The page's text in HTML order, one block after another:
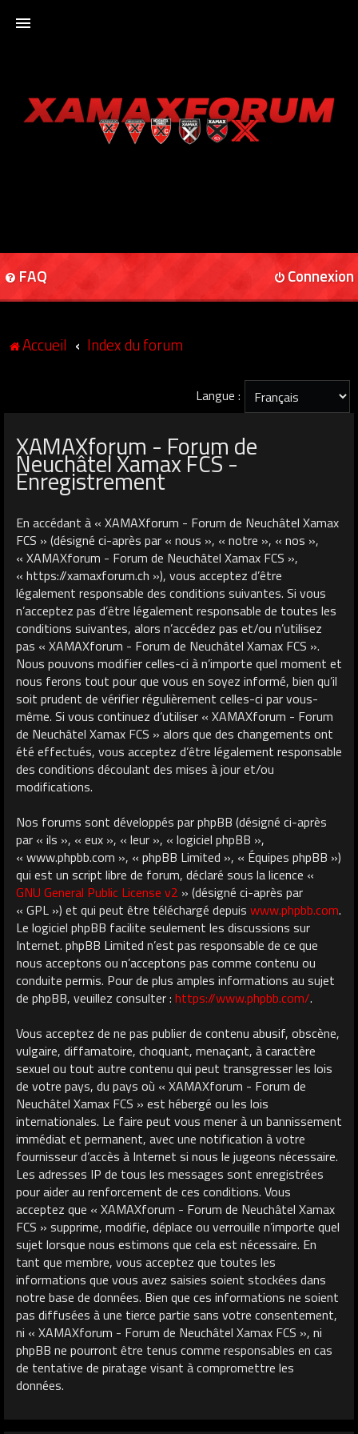
XAMAXFORUM
FAQ Connexion
Accueil Index du forum
Langue :
XAMAXforum - Forum de
Neuchâtel Xamax FCS -
Enregistrement
En accédant à « XAMAXforum - Forum de Neuchâtel Xamax
FCS » (désigné ci-après par « nous », « notre », « nos »,
« XAMAXforum - Forum de Neuchâtel Xamax FCS »,
« https://xamaxforum.ch »), vous acceptez d’être
légalement responsable des conditions suivantes. Si vous
n’acceptez pas d’être légalement responsable de toutes les
conditions suivantes, alors n’accédez pas et/ou n’utilisez
pas « XAMAXforum - Forum de Neuchâtel Xamax FCS ».
Nous pouvons modifier celles-ci à n’importe quel moment et
nous ferons tout pour que vous en soyez informé, bien qu’il
soit prudent de vérifier régulièrement celles-ci par vous-
même. Si vous continuez d’utiliser « XAMAXforum - Forum
de Neuchâtel Xamax FCS » alors que des changements ont
été effectués, vous acceptez d’être légalement responsable
des conditions découlant des mises à jour et/ou
modifications.
Nos forums sont développés par phpBB (désigné ci-après
par « ils », « eux », « leur », « logiciel phpBB »,
« www.phpbb.com », « phpBB Limited », « Équipes phpBB »)
qui est un script libre de forum, déclaré sous la licence «
GNU General Public License v2 » (désigné ci-après par
« GPL ») et qui peut être téléchargé depuis www.phpbb.com.
Le logiciel phpBB facilite seulement les discussions sur
Internet. phpBB Limited n’est pas responsable de ce que
nous acceptons ou n’acceptons pas comme contenu ou
conduite permis. Pour de plus amples informations au sujet
de phpBB, veuillez consulter : https://www.phpbb.com/.
Vous acceptez de ne pas publier de contenu abusif, obscène,
vulgaire, diffamatoire, choquant, menaçant, à caractère
sexuel ou tout autre contenu qui peut transgresser les lois
de votre pays, du pays où « XAMAXforum - Forum de
Neuchâtel Xamax FCS » est hébergé ou les lois
internationales. Le faire peut vous mener à un bannissement
immédiat et permanent, avec une notification à votre
fournisseur d’accès à Internet si nous le jugeons nécessaire.
Les adresses IP de tous les messages sont enregistrées
pour aider au renforcement de ces conditions. Vous
acceptez que « XAMAXforum - Forum de Neuchâtel Xamax
FCS » supprime, modifie, déplace ou verrouille n’importe quel
sujet lorsque nous estimons que cela est nécessaire. En
tant que membre, vous acceptez que toutes les
informations que vous avez saisies soient stockées dans
notre base de données. Bien que ces informations ne soient
pas diffusées à une tierce partie sans votre consentement,
ni « XAMAXforum - Forum de Neuchâtel Xamax FCS », ni
phpBB ne pourront être tenus comme responsables en cas
de tentative de piratage visant à compromettre les
données.